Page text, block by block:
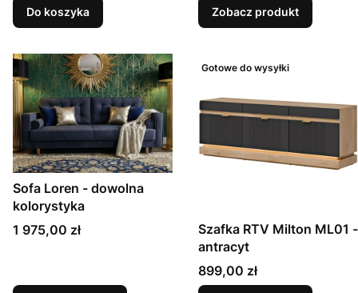
Do koszyka Zobacz produkt
Sofa Loren - dowolna
kolorystyka
Cena
1 975,00 zł
Gotowe do wysyłki
Szafka RTV Milton ML01 -
antracyt
Cena
899,00 zł